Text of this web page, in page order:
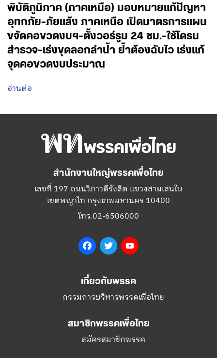
พิบัติภูมิภาค (ภาคเหนือ) มอบหมายแก้ปัญหา
อุทกภัย-ภัยแล้ง ภาคเหนือ เปิดมาตรการแผน
ขจัดคอขวดงบฯ-ตั้งวอร์รูม 24 ชม.-ใช้โดรน
สำรวจ-เร่งขุดลอกลำน้ำ ย้ำต้องฉับไว เร่งแก้
จุดคอขวดงบประมาณ
อ่านต่อ
สำนักงานใหญ่พรรคเพื่อไทย
เลขที่ 197 ถนนวิภาวดีรังสิต แขวงสามเสนใน
เขตพญาไท กรุงเทพมหานคร 10400
โทร.02-6506000
FacebookTwitter
เกี่ยวกับพรรค
กรรมการบริหารพรรคเพื่อไทย
สมาชิกพรรคเพื่อไทย
สมัครสมาชิกพรรค